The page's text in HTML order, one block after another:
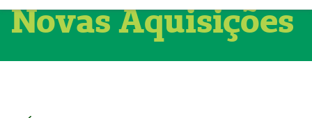
Novas Aquisições